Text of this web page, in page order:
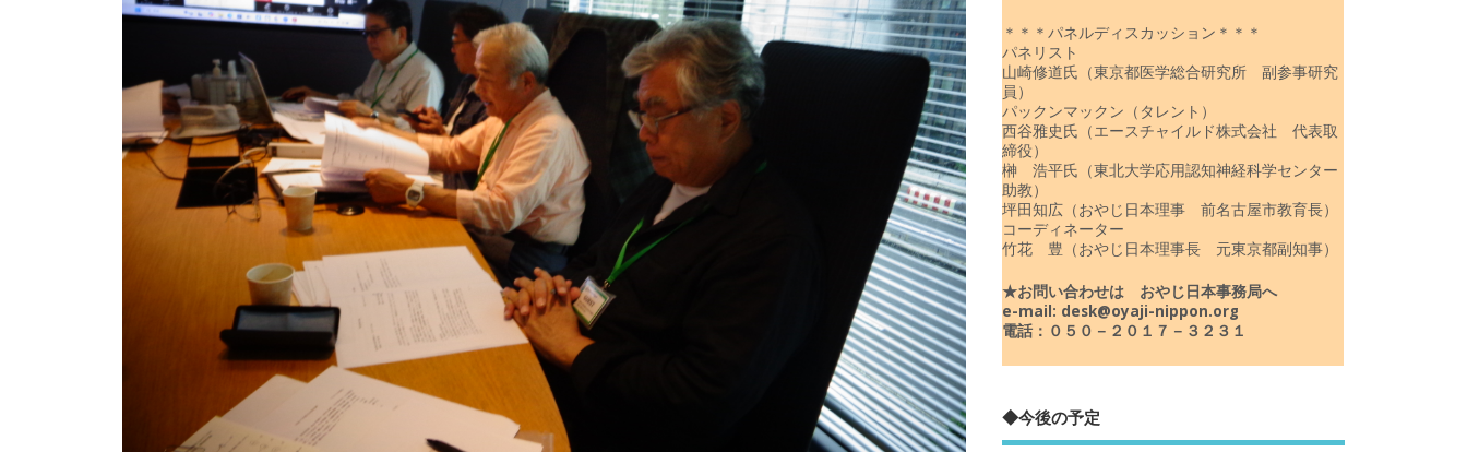
＊＊＊パネルディスカッション＊＊＊
パネリスト
山崎修道氏（東京都医学総合研究所 副参事研究
員）
パックンマックン（タレント）
西谷雅史氏（エースチャイルド株式会社 代表取
締役）
榊 浩平氏（東北大学応用認知神経科学センター
助教）
坪田知広（おやじ日本理事 前名古屋市教育長）
コーディネーター
竹花 豊（おやじ日本理事長 元東京都副知事）
★お問い合わせは おやじ日本事務局へ
e-mail: desk@oyaji-nippon.org
電話：０５０－２０１７－３２３１
◆今後の予定